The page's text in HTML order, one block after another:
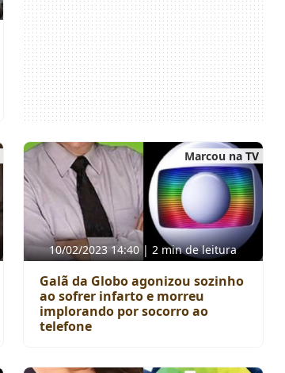
Marcou na TV
10/02/2023 14:40 | 2 min de leitura
Galã da Globo agonizou sozinho
ao sofrer infarto e morreu
implorando por socorro ao
telefone